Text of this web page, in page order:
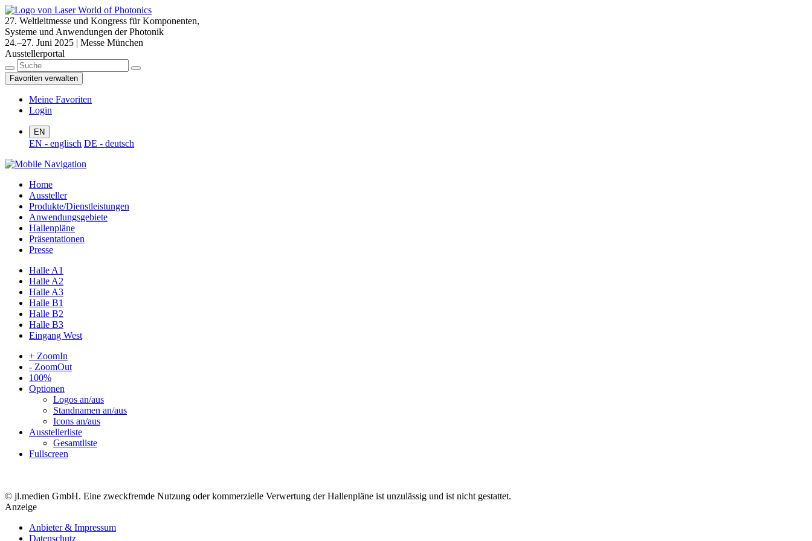
27. Weltleitmesse und Kongress für Komponenten,
Systeme und Anwendungen der Photonik
24.–27. Juni 2025 | Messe München
Ausstellerportal
Favoriten verwalten
Meine Favoriten
Login
EN
EN - englisch DE - deutsch
Home
Aussteller
Produkte/Dienstleistungen
Anwendungsgebiete
Hallenpläne
Präsentationen
Presse
Halle A1
Halle A2
Halle A3
Halle B1
Halle B2
Halle B3
Eingang West
+ ZoomIn
- ZoomOut
100%
Optionen
Logos an/aus
Standnamen an/aus
Icons an/aus
Ausstellerliste
Gesamtliste
Fullscreen
© jl.medien GmbH. Eine zweckfremde Nutzung oder kommerzielle Verwertung der Hallenpläne ist unzulässig und ist nicht gestattet.
Anzeige
Anbieter & Impressum
Datenschutz